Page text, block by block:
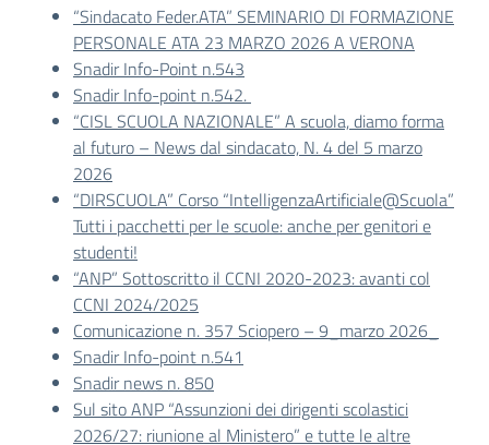
“Sindacato Feder.ATA” SEMINARIO DI FORMAZIONE
PERSONALE ATA 23 MARZO 2026 A VERONA
Snadir Info-Point n.543
Snadir Info-point n.542.
“CISL SCUOLA NAZIONALE” A scuola, diamo forma
al futuro – News dal sindacato, N. 4 del 5 marzo
2026
“DIRSCUOLA” Corso “IntelligenzaArtificiale@Scuola”
Tutti i pacchetti per le scuole: anche per genitori e
studenti!
“ANP” Sottoscritto il CCNI 2020-2023: avanti col
CCNI 2024/2025
Comunicazione n. 357 Sciopero – 9_marzo 2026_
Snadir Info-point n.541
Snadir news n. 850
Sul sito ANP “Assunzioni dei dirigenti scolastici
2026/27: riunione al Ministero” e tutte le altre